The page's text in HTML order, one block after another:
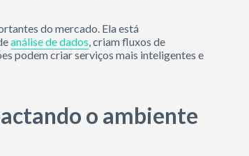
do mercado. Ela está
análise de dados, criam fluxos de
podem criar serviços mais inteligentes e
o ambiente